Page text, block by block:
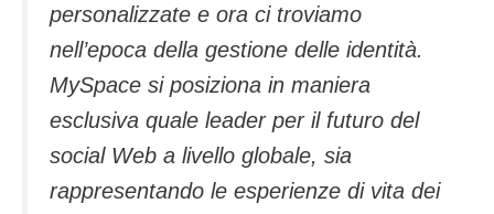
personalizzate e ora ci troviamo
nell’epoca della gestione delle identità.
MySpace si posiziona in maniera
esclusiva quale leader per il futuro del
social Web a livello globale, sia
rappresentando le esperienze di vita dei